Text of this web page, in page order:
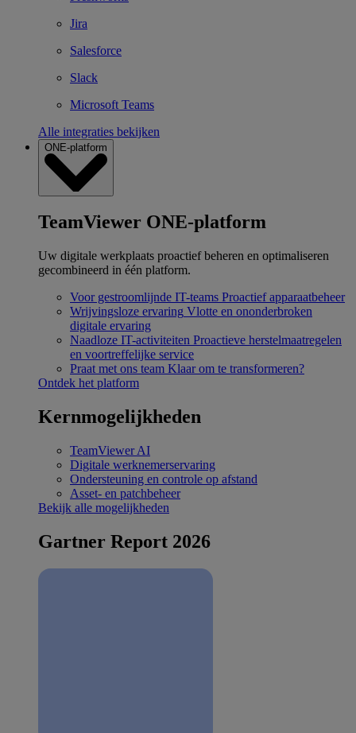
Jira
Salesforce
Slack
Microsoft Teams
Alle integraties bekijken
ONE-platform
TeamViewer ONE-platform
Uw digitale werkplaats proactief beheren en optimaliseren
gecombineerd in één platform.
Voor gestroomlijnde IT-teams Proactief apparaatbeheer
Wrijvingsloze ervaring Vlotte en ononderbroken
digitale ervaring
Naadloze IT-activiteiten Proactieve herstelmaatregelen
en voortreffelijke service
Praat met ons team Klaar om te transformeren?
Ontdek het platform
Kernmogelijkheden
TeamViewer AI
Digitale werknemerservaring
Ondersteuning en controle op afstand
Asset- en patchbeheer
Bekijk alle mogelijkheden
Gartner Report 2026